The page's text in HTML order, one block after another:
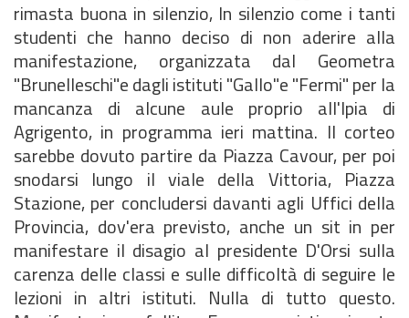
rimasta buona in silenzio, In silenzio come i tanti
studenti che hanno deciso di non aderire alla
manifestazione, organizzata dal Geometra
"Brunelleschi"e dagli istituti "Gallo"e "Fermi" per la
mancanza di alcune aule proprio all'Ipia di
Agrigento, in programma ieri mattina. Il corteo
sarebbe dovuto partire da Piazza Cavour, per poi
snodarsi lungo il viale della Vittoria, Piazza
Stazione, per concludersi davanti agli Uffici della
Provincia, dov'era previsto, anche un sit in per
manifestare il disagio al presidente D'Orsi sulla
carenza delle classi e sulle difficoltà di seguire le
lezioni in altri istituti. Nulla di tutto questo.